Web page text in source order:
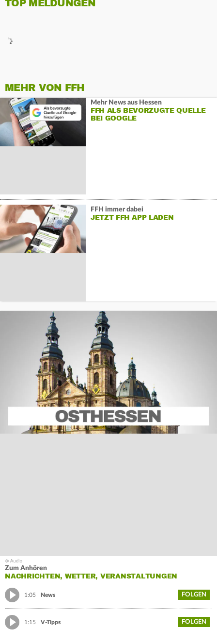
TOP MELDUNGEN
MEHR VON FFH
Mehr News aus Hessen
FFH ALS BEVORZUGTE QUELLE
BEI GOOGLE
FFH immer dabei
JETZT FFH APP LADEN
Zum Anhören
NACHRICHTEN, WETTER, VERANSTALTUNGEN
1:05 News FOLGEN
1:15 V-Tipps FOLGEN